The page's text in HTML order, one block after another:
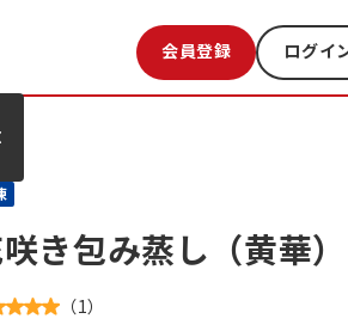
会員登録 ログイ
お気に入り
き包み蒸し（黄華
（1）